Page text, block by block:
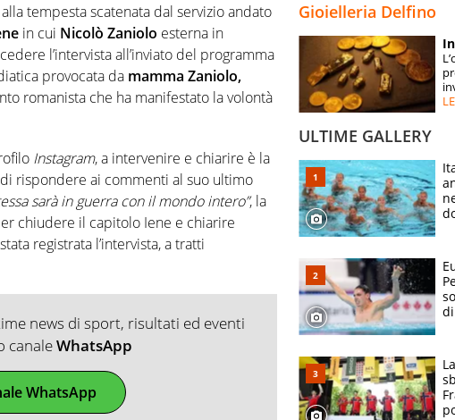
tempesta scatenata dal servizio andato
in cui Nicolò Zaniolo esterna in
l’intervista all’inviato del programma
provocata da mamma Zaniolo,
romanista che ha manifestato la volontà
Instagram, a intervenire e chiarire è la
rispondere ai commenti al suo ultimo
sarà in guerra con il mondo intero”, la
chiudere il capitolo Iene e chiarire
registrata l’intervista, a tratti
news di sport, risultati ed eventi
canaleWhatsApp
WhatsApp
Gioielleria Delfino
ULTIME GALLERY
e